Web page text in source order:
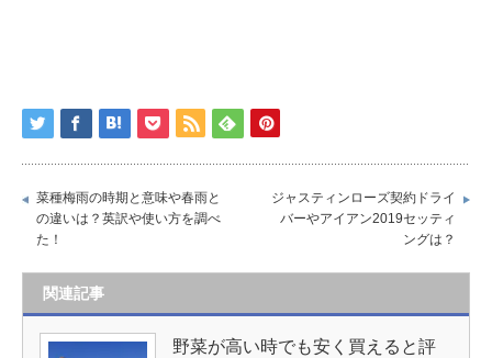
菜種梅雨の時期と意味や春雨と
の違いは？英訳や使い方を調べ
た！
ジャスティンローズ契約ドライ
バーやアイアン2019セッティ
ングは？
関連記事
野菜が高い時でも安く買えると評